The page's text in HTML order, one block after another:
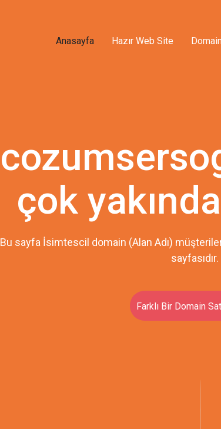
Anasayfa Hazır Web Site
çok
Bu sayfa İsimtescil domain (Alan Adı)
sayfasıdır.
Farklı Bir Domain